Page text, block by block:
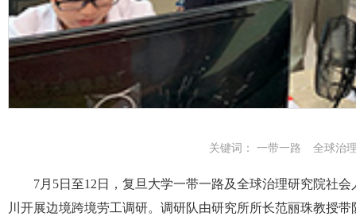
关键词： 一带一路 全球治
7月5日至12日，复旦大学一带一路及全球治理研究院社
川开展边境跨境劳工调研。调研队由研究所所长范丽珠教授